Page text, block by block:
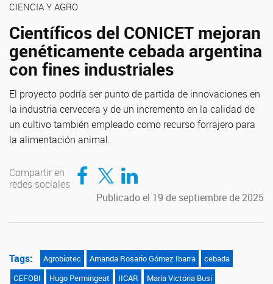
CIENCIA Y AGRO
Científicos del CONICET mejoran
genéticamente cebada argentina
con fines industriales
El proyecto podría ser punto de partida de innovaciones en
la industria cervecera y de un incremento en la calidad de
un cultivo también empleado como recurso forrajero para
la alimentación animal.
Compartir en
redes sociales
Compartir en Facebook
Compartir en TwitterCompartir en LinkedIn
Publicado el 19 de septiembre de 2025
Tags: Agrobiotec Amanda Rosario Gómez Ibarra
cebada
CEFOBI
Hugo Permingeat IICAR María Victoria Busi